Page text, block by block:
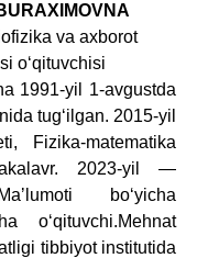
va axborot
o‘qituvchisi
1991-yil 1-avgustda
tug‘ilgan. 2015-yil
Fizika-matematika
2023-yil —
Maʼlumoti bo‘yicha
o‘qituvchi.Mehnat
tibbiyot institutida